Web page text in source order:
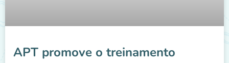
APT promove o treinamento